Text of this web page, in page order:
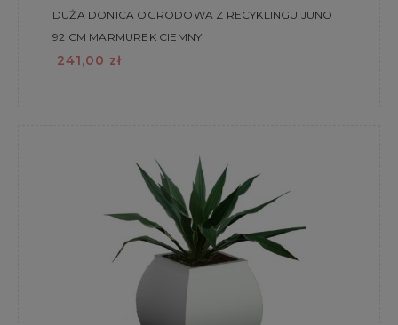
DUŻA DONICA OGRODOWA Z RECYKLINGU JUNO
92 CM MARMUREK CIEMNY
241,00 zł